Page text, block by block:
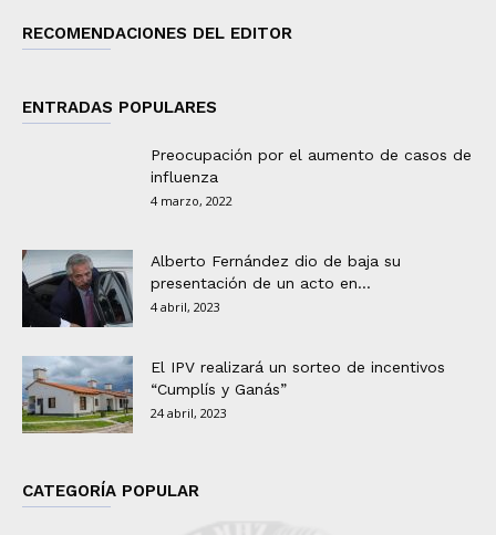
RECOMENDACIONES DEL EDITOR
ENTRADAS POPULARES
Preocupación por el aumento de casos de
influenza
4 marzo, 2022
Alberto Fernández dio de baja su
presentación de un acto en...
4 abril, 2023
El IPV realizará un sorteo de incentivos
“Cumplís y Ganás”
24 abril, 2023
CATEGORÍA POPULAR